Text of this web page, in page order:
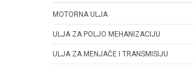
MOTORNA ULJA
ULJA ZA POLJO MEHANIZACIJU
ULJA ZA MENJAČE I TRANSMISIJU